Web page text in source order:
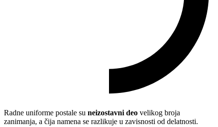
Radne uniforme postale su neizostavni deo velikog broja
zanimanja, a čija namena se razlikuje u zavisnosti od delatnosti.